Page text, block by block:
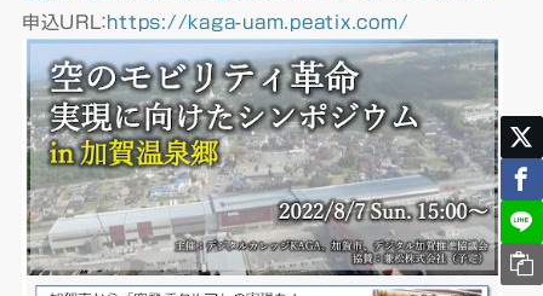
申込URL：https://kaga-uam.peatix.com/